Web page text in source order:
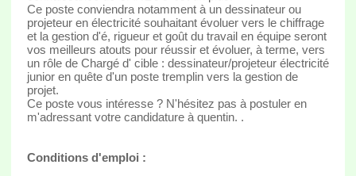
Ce poste conviendra notamment à un dessinateur ou
projeteur en électricité souhaitant évoluer vers le chiffrage
et la gestion d'é, rigueur et goût du travail en équipe seront
vos meilleurs atouts pour réussir et évoluer, à terme, vers
un rôle de Chargé d' cible : dessinateur/projeteur électricité
junior en quête d'un poste tremplin vers la gestion de
projet.
Ce poste vous intéresse ? N'hésitez pas à postuler en
m'adressant votre candidature à quentin. .
Conditions d'emploi :